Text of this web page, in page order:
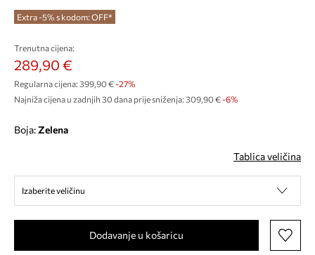
Extra -5% s kodom: OFF*
Trenutna cijena:
289,90 €
Regularna cijena: 399,90 €-27%
Najniža cijena u zadnjih 30 dana prije sniženja: 309,90 € -6%
Boja: zelena
Tablica veličina
Izaberite veličinu
Dodavanje u košaricu